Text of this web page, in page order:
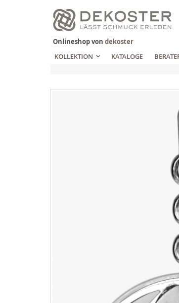
Zum
Inhalt
springen
Onlineshop von dekoster
KOLLEKTION
KATALOGE